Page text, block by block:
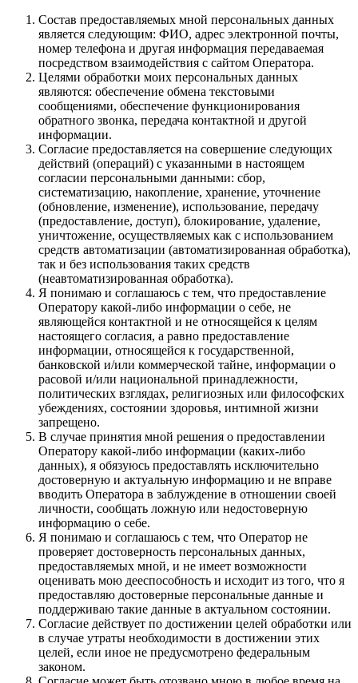
Состав предоставляемых мной персональных данных
является следующим: ФИО, адрес электронной почты,
номер телефона и другая информация передаваемая
посредством взаимодействия с сайтом Оператора.
Целями обработки моих персональных данных
являются: обеспечение обмена текстовыми
сообщениями, обеспечение функционирования
обратного звонка, передача контактной и другой
информации.
Согласие предоставляется на совершение следующих
действий (операций) с указанными в настоящем
согласии персональными данными: сбор,
систематизацию, накопление, хранение, уточнение
(обновление, изменение), использование, передачу
(предоставление, доступ), блокирование, удаление,
уничтожение, осуществляемых как с использованием
средств автоматизации (автоматизированная обработка),
так и без использования таких средств
(неавтоматизированная обработка).
Я понимаю и соглашаюсь с тем, что предоставление
Оператору какой-либо информации о себе, не
являющейся контактной и не относящейся к целям
настоящего согласия, а равно предоставление
информации, относящейся к государственной,
банковской и/или коммерческой тайне, информации о
расовой и/или национальной принадлежности,
политических взглядах, религиозных или философских
убеждениях, состоянии здоровья, интимной жизни
запрещено.
В случае принятия мной решения о предоставлении
Оператору какой-либо информации (каких-либо
данных), я обязуюсь предоставлять исключительно
достоверную и актуальную информацию и не вправе
вводить Оператора в заблуждение в отношении своей
личности, сообщать ложную или недостоверную
информацию о себе.
Я понимаю и соглашаюсь с тем, что Оператор не
проверяет достоверность персональных данных,
предоставляемых мной, и не имеет возможности
оценивать мою дееспособность и исходит из того, что я
предоставляю достоверные персональные данные и
поддерживаю такие данные в актуальном состоянии.
Согласие действует по достижении целей обработки или
в случае утраты необходимости в достижении этих
целей, если иное не предусмотрено федеральным
законом.